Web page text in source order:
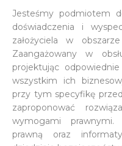
Jesteśmy podmiotem
doświadczenia i
założyciela w
Zaangażowany w
projektując
wszystkim ich
przy tym specyfikę
zaproponować
wymogami prawnymi.
prawną oraz